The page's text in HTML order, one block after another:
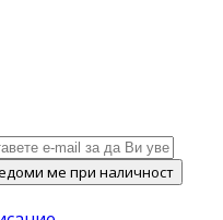
ме при наличност